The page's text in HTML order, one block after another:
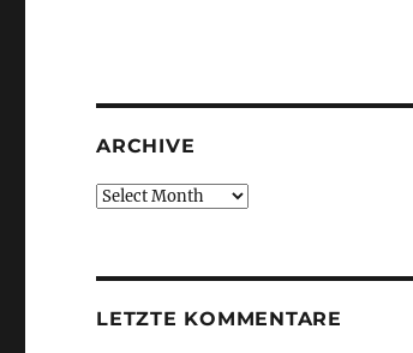
ARCHIVE
Archive
LETZTE KOMMENTARE